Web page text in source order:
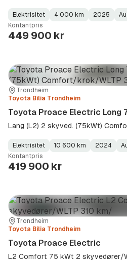
Fuel
Type:
Elektrisitet
Kilometerstand:
4 000 km
Model
Year:
2025
Gearbox
Type:
Kontantpris
449 900 kr
Sted:Trondheim
Forhandler:
Toyota Bilia Trondheim
Toyota Proace Electric Long
Lang (L2) 2 skyved. (75kWt)
Fuel
Type:
Elektrisitet
Kilometerstand:
10 600 km
Model
Year:
2024
Gearbox
Type:
Kontantpris
419 900 kr
Sted:Trondheim
Forhandler:
Toyota Bilia Trondheim
Toyota Proace Electric
L2 Comfort 75 kWt 2 skyvedører/